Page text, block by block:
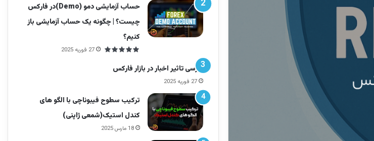
حساب آزمایشی دمو (Demo)در فارکس
چیست؟ | چگونه یک حساب آزمایشی باز
کنیم؟
27 فوریه 2025
بررسی تاثیر اخبار در بازار فارکس
27 فوریه 2025
ترکیب سطوح فیبوناچی با الگو های
کندل استیک(شمعی ژاپنی)
18 مارس 2025